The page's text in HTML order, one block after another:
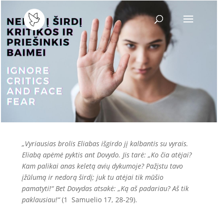
„Vyriausias brolis Eliabas išgirdo jį kalbantis su vyrais.
Eliabą apėmė pyktis ant Dovydo. Jis tarė: „Ko čia atėjai?
Kam palikai anas keletą avių dykumoje? Pažįstu tavo
įžūlumą ir nedorą širdį; juk tu atėjai tik mūšio
pamatyti!“ Bet Dovydas atsakė: „Ką aš padariau? Aš tik
paklausiau!“(1 Samuelio 17, 28-29).